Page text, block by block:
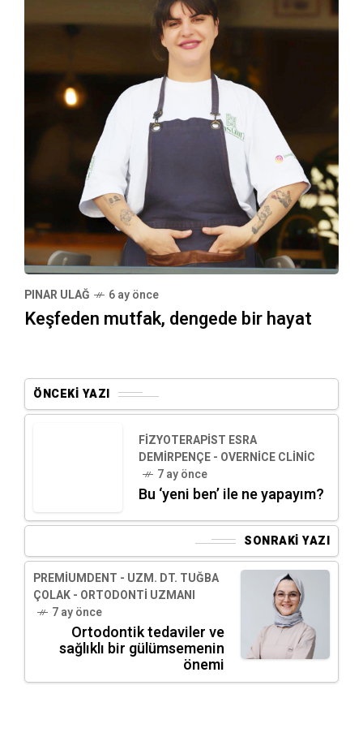
PINAR ULAĞ 6 ay önce
Keşfeden mutfak, dengede bir hayat
ÖNCEKI YAZI
FIZYOTERAPIST ESRA
DEMIRPENÇE - OVERNICE CLINIC
7 ay önce
Bu ‘yeni ben’ ile ne yapayım?
SONRAKI YAZI
PREMIUMDENT - UZM. DT. TUĞBA
ÇOLAK - ORTODONTI UZMANI
7 ay önce
Ortodontik tedaviler ve
sağlıklı bir gülümsemenin
önemi